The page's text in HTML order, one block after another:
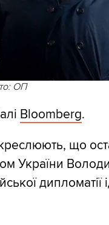
ОП
Bloomberg.
що
України